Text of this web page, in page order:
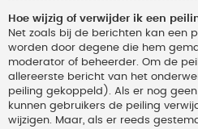
Hoe wijzig of verwijder ik een
Net zoals bij de berichten kan een
worden door degene die hem
moderator of beheerder. Om de
allereerste bericht van het
peiling gekoppeld). Als er nog
kunnen gebruikers de peiling
wijzigen. Maar, als er reeds